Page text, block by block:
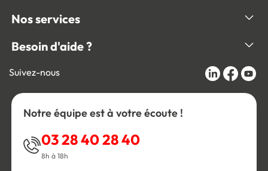
Nos services
Besoin d'aide ?
Suivez-nous
Notre équipe est à votre écoute !
03 28 40 28 40
8h à 18h